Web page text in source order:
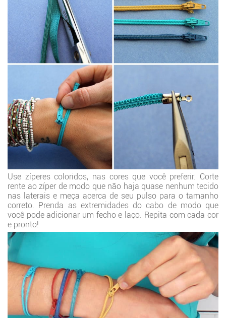
Use zíperes coloridos, nas cores que você preferir. Corte
rente ao zíper de modo que não haja quase nenhum tecido
nas laterais e meça acerca de seu pulso para o tamanho
correto. Prenda as extremidades do cabo de modo que
você pode adicionar um fecho e laço. Repita com cada cor
e pronto!